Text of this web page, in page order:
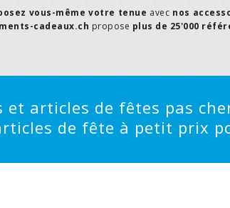
vous-même votre tenue avec nos
cadeaux.ch propose plus de 25'000
et articles de fêtes pas
de fête à petit prix